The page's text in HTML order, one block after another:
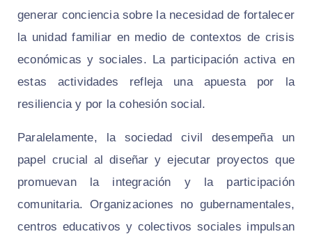
generar conciencia sobre la necesidad de fortalecer
la unidad familiar en medio de contextos de crisis
económicas y sociales. La participación activa en
estas actividades refleja una apuesta por la
resiliencia y por la cohesión social.
Paralelamente, la sociedad civil desempeña un
papel crucial al diseñar y ejecutar proyectos que
promuevan la integración y la participación
comunitaria. Organizaciones no gubernamentales,
centros educativos y colectivos sociales impulsan